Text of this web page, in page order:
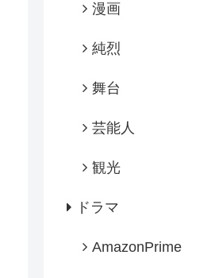
漫画
純烈
舞台
芸能人
観光
ドラマ
AmazonPrime